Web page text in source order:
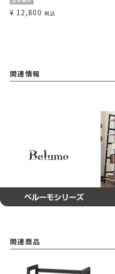
¥ 12,800 税込
関連情報
関連商品